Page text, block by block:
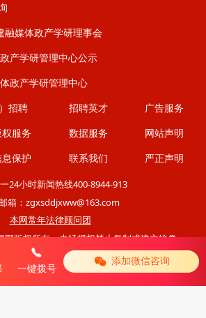
融媒体政产学研理事会
产学研管理中心公示
政产学研管理中心
招聘 招聘英才 广告服务
权服务 数据服务 网站声明
息保护 联系我们 严正声明
24小时新闻热线400-8944-913
箱：zgxsddjxww@163.com
本网常年法律顾问团
网版权所有，未经授权禁止复制或建立镜像
移动版|电脑版
一键拨号
添加微信咨询